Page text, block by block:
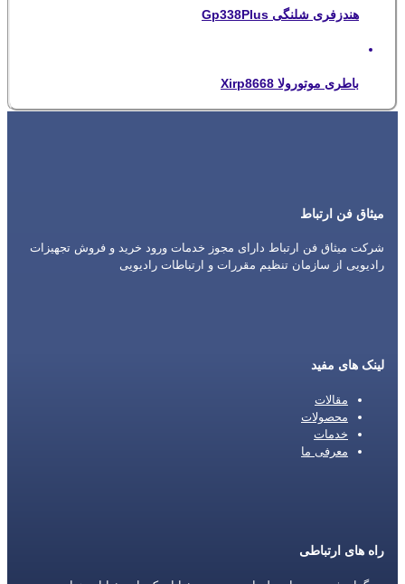
هندزفری شلنگی Gp338Plus
باطری موتورولا Xirp8668
میثاق فن ارتباط
شرکت میثاق فن ارتباط دارای مجوز خدمات ورود خرید و فروش تجهیزات
رادیویی از سازمان تنظیم مقررات و ارتباطات رادیویی
لینک های مفید
مقالات
محصولات
خدمات
معرفی ما
راه های ارتباطی